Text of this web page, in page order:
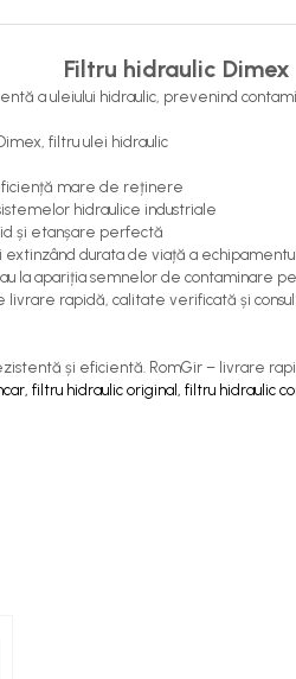
Filtru hidraulic Dimex
a uleiului hidraulic, prevenind
filtru ulei hidraulic
mare de reținere
hidraulice industriale
și etanșare perfectă
extinzând durata de viață a
la apariția semnelor de contaminare
rapidă, calitate verificată și
și eficientă. RomGir – livrare
filtru hidraulic original, filtru hidraulic